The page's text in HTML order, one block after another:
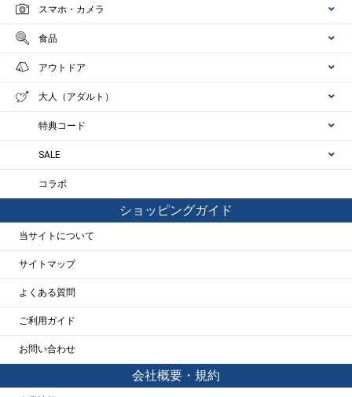
スマホ・カメラ
食品
アウトドア
大人（アダルト）
特典コード
SALE
コラボ
ショッピングガイド
当サイトについて
サイトマップ
よくある質問
ご利用ガイド
お問い合わせ
会社概要・規約